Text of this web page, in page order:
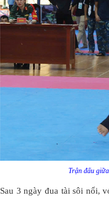
Trận đấu
Sau 3 ngày đua tài sôi nổi,